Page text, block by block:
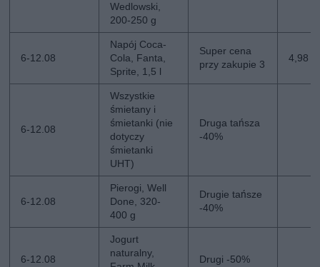
Wedlowski,
200-250 g
6-12.08
Napój Coca-
Cola, Fanta,
Sprite, 1,5 l
Super cena
przy zakupie 3
4,98
6-12.08
Wszystkie
śmietany i
śmietanki (nie
dotyczy
śmietanki
UHT)
Druga tańsza
-40%
6-12.08
Pierogi, Well
Done, 320-
400 g
Drugie tańsze
-40%
6-12.08
Jogurt
naturalny,
Drugi -50%